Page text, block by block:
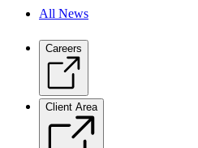
All News
Careers
Client Area